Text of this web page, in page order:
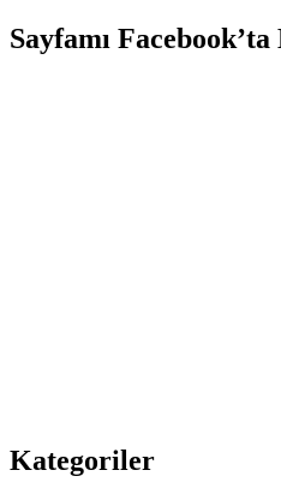
Sayfamı
Kategoriler